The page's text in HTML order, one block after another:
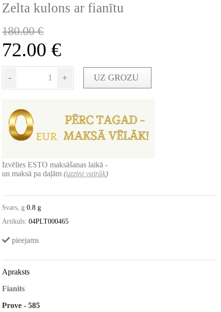
Zelta kulons ar fianītu
180.00€
72.00€
- + UZ GROZU
Izvēlies ESTO maksāšanas laikā -
un maksā pa daļām(uzzini vairāk)
Svars, g 0.8 g
Artikuls: 04PLT000465
pieejams
Apraksts
Fianits
Prove - 585